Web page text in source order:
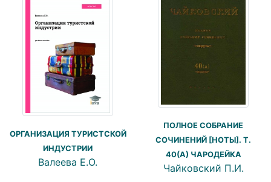
ОРГАНИЗАЦИЯ ТУРИСТСКОЙ
ИНДУСТРИИ
Валеева Е.О.
ПОЛНОЕ СОБРАНИЕ
СОЧИНЕНИЙ [НОТЫ]. Т.
40(А) ЧАРОДЕЙКА
Чайковский П.И.